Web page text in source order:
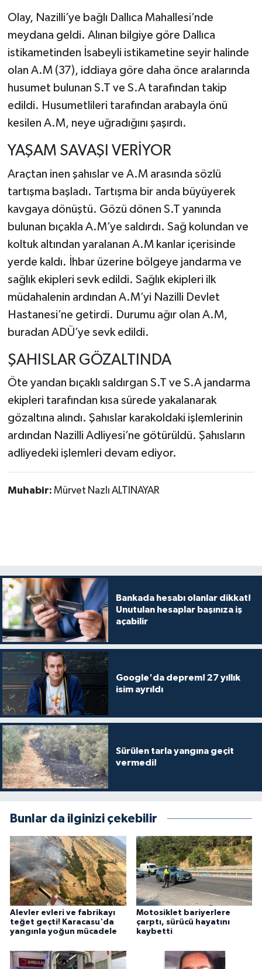
Olay, Nazilli’ye bağlı Dallıca Mahallesi’nde
meydana geldi. Alınan bilgiye göre Dallıca
istikametinden İsabeyli istikametine seyir halinde
olan A.M (37), iddiaya göre daha önce aralarında
husumet bulunan S.T ve S.A tarafından takip
edildi. Husumetlileri tarafından arabayla önü
kesilen A.M, neye uğradığını şaşırdı.
YAŞAM SAVAŞI VERİYOR
Araçtan inen şahıslar ve A.M arasında sözlü
tartışma başladı. Tartışma bir anda büyüyerek
kavgaya dönüştü. Gözü dönen S.T yanında
bulunan bıçakla A.M’ye saldırdı. Sağ kolundan ve
koltuk altından yaralanan A.M kanlar içerisinde
yerde kaldı. İhbar üzerine bölgeye jandarma ve
sağlık ekipleri sevk edildi. Sağlık ekipleri ilk
müdahalenin ardından A.M’yi Nazilli Devlet
Hastanesi’ne getirdi. Durumu ağır olan A.M,
buradan ADÜ’ye sevk edildi.
ŞAHISLAR GÖZALTINDA
Öte yandan bıçaklı saldırgan S.T ve S.A jandarma
ekipleri tarafından kısa sürede yakalanarak
gözaltına alındı. Şahıslar karakoldaki işlemlerinin
ardından Nazilli Adliyesi’ne götürüldü. Şahısların
adliyedeki işlemleri devam ediyor.
Muhabir: Mürvet Nazlı ALTINAYAR
Bankada hesabı olanlar dikkat!
Unutulan hesaplar başınıza iş
açabilir
Google'da deprem! 27 yıllık
isim ayrıldı
Sürülen tarla yangına geçit
vermedi!
Bunlar da ilginizi çekebilir
Alevler evleri ve fabrikayı
teğet geçti! Karacasu'da
yangınla yoğun mücadele
Motosiklet bariyerlere
çarptı, sürücü hayatını
kaybetti